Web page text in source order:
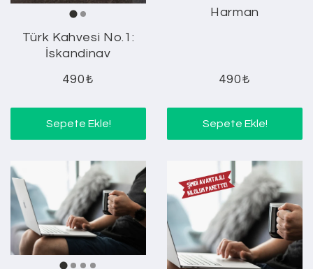
Türk Kahvesi No.1:
İskandinav
490₺
Sepete Ekle!
Harman
490₺
Sepete Ekle!